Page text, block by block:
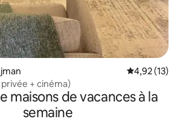
Évaluation
4,92 (13)
+ cinéma)
maisons de vacances à la
semaine